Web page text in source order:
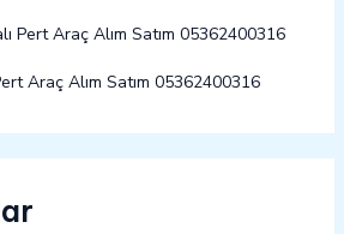
Pert Araç Alım Satım 05362400316
Araç Alım Satım 05362400316